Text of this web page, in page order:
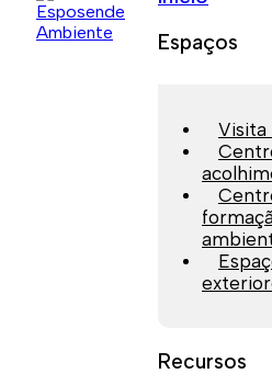
Espaços
Visita
Recursos